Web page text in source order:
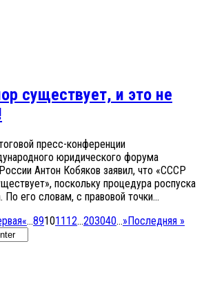
существует, и это не
пресс-конференции
юридического форума
Антон Кобяков заявил, что «СССР
поскольку процедура роспуска
его словам, с правовой точки...
«...89101112...203040...»Последняя »